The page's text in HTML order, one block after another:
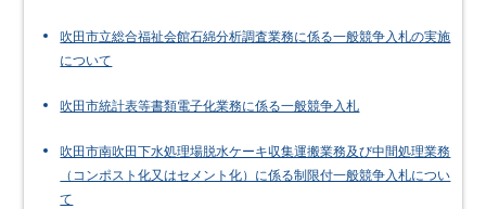
吹田市立総合福祉会館石綿分析調査業務に係る一般競争入札の実施
について
吹田市統計表等書類電子化業務に係る一般競争入札
吹田市南吹田下水処理場脱水ケーキ収集運搬業務及び中間処理業務
（コンポスト化又はセメント化）に係る制限付一般競争入札につい
て